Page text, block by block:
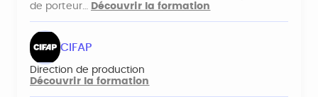
de porteur…
Découvrir la formation
CIFAP
Direction de production
Découvrir la formation